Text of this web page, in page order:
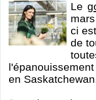
Le
ci
de
en